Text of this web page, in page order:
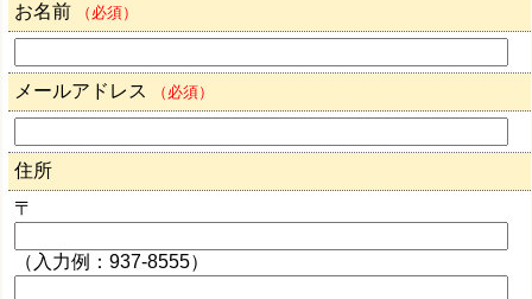
お名前 （必須）
メールアドレス （必須）
住所
〒
（入力例：937-8555）